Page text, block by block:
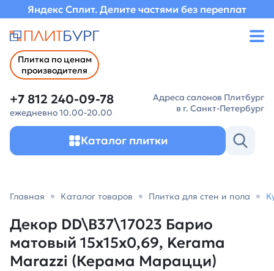
Яндекс Сплит. Делите частями без переплат
Плитка по ценам
производителя
+7 812 240-09-78
ежедневно 10.00-20.00
Адреса салонов Плитбург
в г. Санкт-Петербург
Каталог плитки
Главная Каталог товаров Плитка для стен и пола
Декор DD\B37\17023 Барио
матовый 15x15x0,69, Kerama
Marazzi (Керама Марацци)